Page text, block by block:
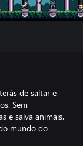
de saltar e
Sem
e salva animais.
mundo do